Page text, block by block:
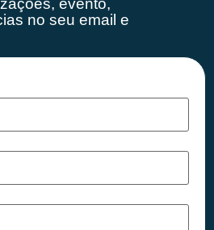
evento,
no seu email e